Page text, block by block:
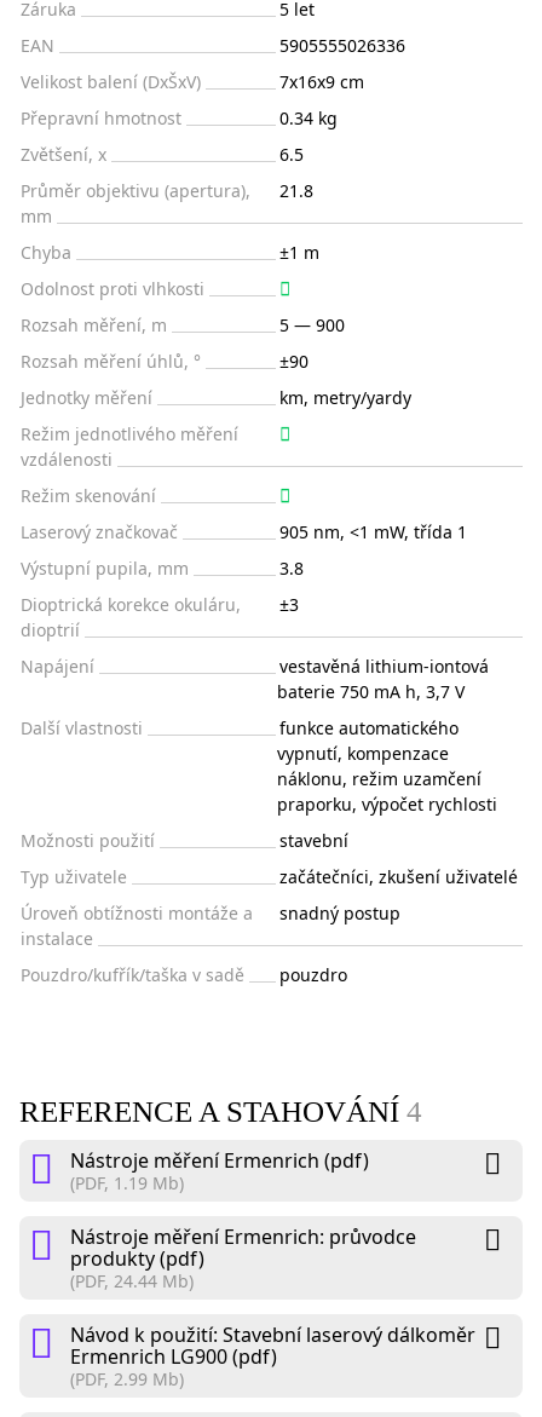
Záruka
5 let
EAN
5905555026336
Velikost balení (DxŠxV)
7x16x9 cm
Přepravní hmotnost
0.34 kg
Zvětšení, x
6.5
Průměr objektivu (apertura),
mm
21.8
Chyba
±1 m
Odolnost proti vlhkosti
Rozsah měření, m
5 — 900
Rozsah měření úhlů, °
±90
Jednotky měření
km, metry/yardy
Režim jednotlivého měření
vzdálenosti
Režim skenování
Laserový značkovač
905 nm, <1 mW, třída 1
Výstupní pupila, mm
3.8
Dioptrická korekce okuláru,
dioptrií
±3
Napájení
vestavěná lithium-iontová
baterie 750 mA h, 3,7 V
Další vlastnosti
funkce automatického
vypnutí, kompenzace
náklonu, režim uzamčení
praporku, výpočet rychlosti
Možnosti použití
stavební
Typ uživatele
začátečníci, zkušení uživatelé
Úroveň obtížnosti montáže a
instalace
snadný postup
Pouzdro/kufřík/taška v sadě pouzdro
REFERENCE A STAHOVÁNÍ 4
Nástroje měření Ermenrich (pdf)
(PDF, 1.19 Mb)
Nástroje měření Ermenrich: průvodce
produkty (pdf)
(PDF, 24.44 Mb)
Návod k použití: Stavební laserový dálkoměr
Ermenrich LG900 (pdf)
(PDF, 2.99 Mb)